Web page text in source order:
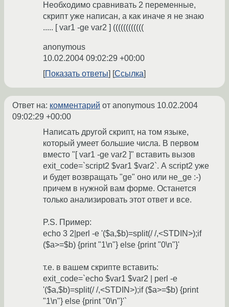
Необходимо сравнивать 2 переменные,
скрипт уже написан, а как иначе я не знаю
..... [ var1 -ge var2 ] ((((((((((((
anonymous
10.02.2004 09:02:29 +00:00
Показать ответы
Ссылка
Ответ на: комментарий от anonymous 10.02.2004
09:02:29 +00:00
Написать другой скрипт, на том языке,
который умеет большие числа. В первом
вместо "[ var1 -ge var2 ]" вставить вызов
exit_code=`script2 $var1 $var2`. А script2 уже
и будет возвращать "ge" оно или не_ge :-)
причем в нужной вам форме. Останется
только анализировать этот ответ и все.
P.S. Пример:
echo 3 2|perl -e '($a,$b)=split(/ /,<STDIN>);if
($a>=$b) {print "1\n"} else {print "0\n"}'
т.е. в вашем скрипте вставить:
exit_code=`echo $var1 $var2 | perl -e
'($a,$b)=split(/ /,<STDIN>);if ($a>=$b) {print
"1\n"} else {print "0\n"}'`